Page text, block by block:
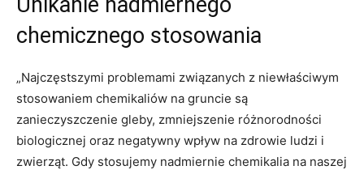
chemicznego ⁢stosowania
„Najczęstszymi problemami ⁢związanych z niewłaściwym‌
stosowaniem chemikaliów⁢ na ⁤gruncie są
zanieczyszczenie​ gleby,⁣ zmniejszenie ⁤różnorodności
⁤biologicznej oraz negatywny wpływ na zdrowie⁢ ludzi i
zwierząt. Gdy stosujemy nadmiernie chemikalia na naszej